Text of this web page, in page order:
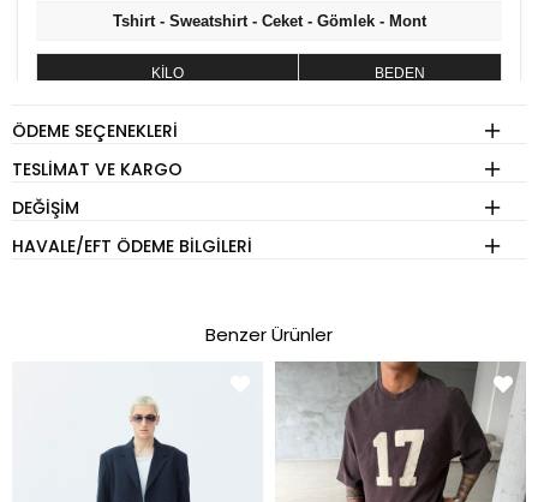
Tshirt - Sweatshirt - Ceket - Gömlek - Mont
KİLO BEDEN
S
75 - 84 kg
85 - 89 kg
90 - 110 kg XL
ÖDEME SEÇENEKLERI
TESLIMAT VE KARGO
DEĞIŞIM
HAVALE/EFT ÖDEME BILGILERI
Benzer Ürünler